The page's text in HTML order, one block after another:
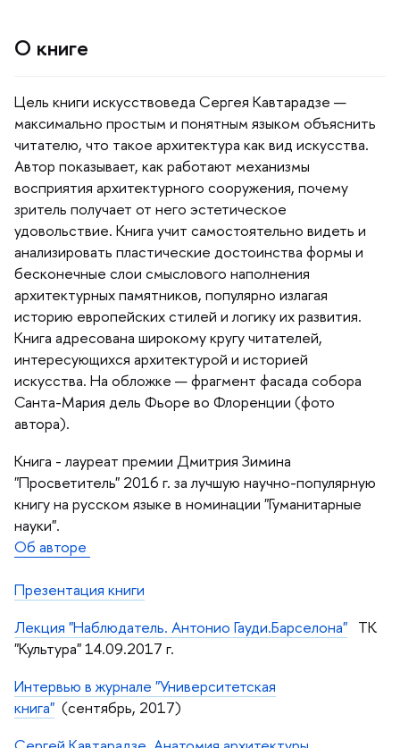
О книге
Цель книги искусствоведа Сергея Кавтарадзе —
максимально простым и понятным языком объяснить
читателю, что такое архитектура как вид искусства.
Автор показывает, как работают механизмы
осприятия архитектурного сооружения, почему
зритель получает от него эстетическое
удовольствие. Книга учит самостоятельно видеть и
анализировать пластические достоинства формы и
есконечные слои смыслового наполнения
архитектурных памятников, популярно излагая
историю европейских стилей и логику их развития.
Книга адресована широкому кругу читателей,
интересующихся архитектурой и историей
искусства. На обложке — фрагмент фасада собора
Санта-Мария дель Фьоре во Флоренции (фото
автора).
Книга - лауреат премии Дмитрия Зимина
"Просветитель" 2016 г. за лучшую научно-популярную
книгу на русском языке в номинации "Гуманитарные
науки".
Об авторе
Презентация книги
Лекция "Наблюдатель. Антонио Гауди.Барселона" ТК
"Культура" 14.09.2017 г.
Интервью в журнале "Университетская
книга" (сентябрь, 2017)